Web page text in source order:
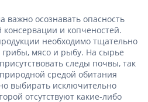
важно осознавать опасность
и копченостей.
необходимо тщательно
мясо и рыбу. На сырье
следы почвы, так
средой обитания
выбирать исключительно
отсутствуют какие-либо